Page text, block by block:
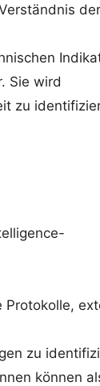
der
Sie wird
zu
Protokolle,
zu
können